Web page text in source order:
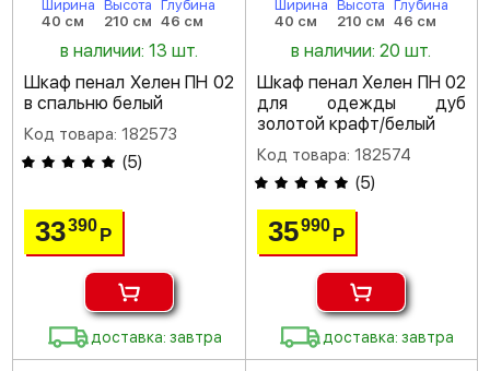
Ширина
40 см
Высота
210 см
Глубина
46 см
в наличии: 13 шт.
Шкаф пенал Хелен ПН 02
в спальню белый
Код товара: 182573
(5)
33390Р
доставка: завтра
Ширина
40 см
Высота
210 см
Глубина
46 см
в наличии: 20 шт.
Шкаф пенал Хелен ПН 02
для одежды дуб
золотой крафт/белый
Код товара: 182574
(5)
35990 Р
доставка: завтра